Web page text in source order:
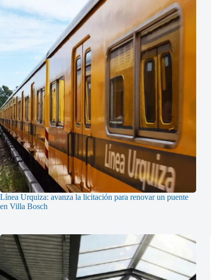
Línea Urquiza: avanza la licitación para renovar un puente
en Villa Bosch